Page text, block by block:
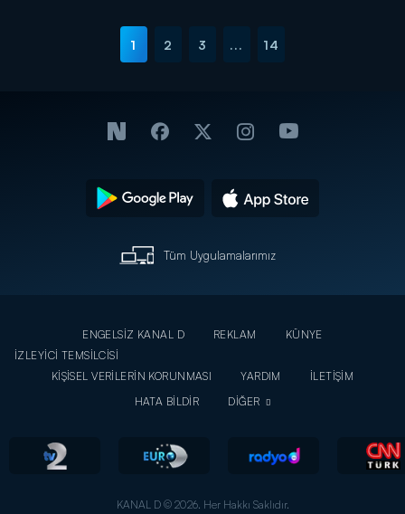
1 2 3 ... 14
Tüm Uygulamalarımız
ENGELSİZ KANAL D REKLAM
KÜNYE
İZLEYİCİ TEMSİLCİSİ
KİŞİSEL VERİLERİN KORUNMASI
YARDIM
İLETİŞİM
HATA BİLDİR
DİĞER
KANAL D © 2026. Her Hakkı Saklıdır.